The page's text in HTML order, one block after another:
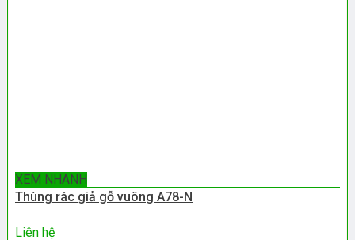
XEM NHANH
Thùng rác giả gỗ vuông A78-N
Liên hệ